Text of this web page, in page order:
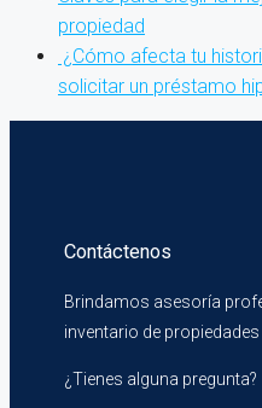
propiedad
¿Cómo afecta tu
solicitar un préstamo
Contáctenos
Brindamos asesoría
inventario de propiedades
¿Tienes alguna pregunta?